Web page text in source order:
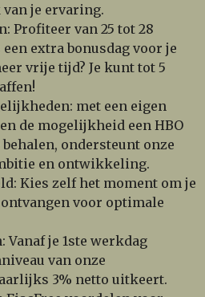
je ervaring.
Profiteer van 25 tot 28
extra bonusdag voor je
vrije tijd? Je kunt tot 5
met een eigen
de mogelijkheid een HBO
ondersteunt onze
en ontwikkeling.
Kies zelf het moment om je
voor optimale
Vanaf je 1ste werkdag
van onze
3% netto uitkeert.